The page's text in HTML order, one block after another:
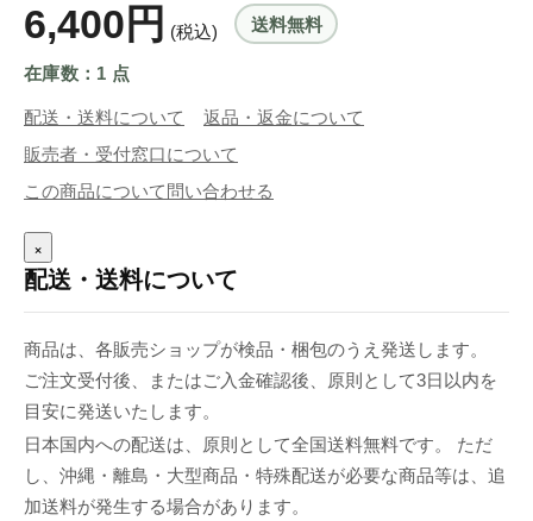
6,400円 (税込) 送料無料
在庫数：1 点
配送・送料について
返品・返金について
販売者・受付窓口について
この商品について問い合わせる
×
配送・送料について
商品は、各販売ショップが検品・梱包のうえ発送します。
ご注文受付後、またはご入金確認後、原則として3日以内を
目安に発送いたします。
日本国内への配送は、原則として全国送料無料です。 ただ
し、沖縄・離島・大型商品・特殊配送が必要な商品等は、追
加送料が発生する場合があります。